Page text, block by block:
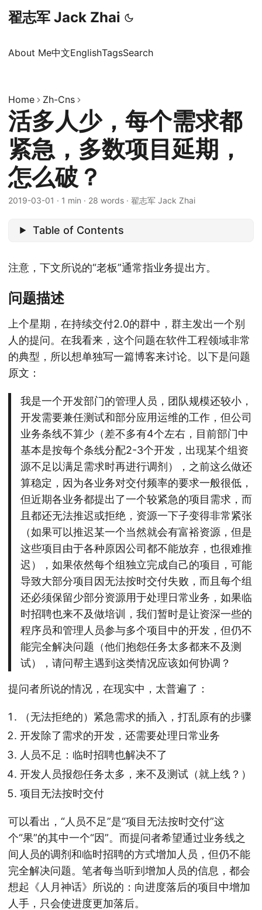
翟志军 Jack Zhai
About Me中文EnglishTagsSearch
Home Zh-Cns
活多人少，每个需求都
紧急，多数项目延期，
怎么破？
2019-03-01 · 1 min · 28 words · 翟志军 Jack Zhai
Table of Contents
注意，下文所说的“老板”通常指业务提出方。
问题描述
上个星期，在持续交付2.0的群中，群主发出一个别
人的提问。在我看来，这个问题在软件工程领域非常
的典型，所以想单独写一篇博客来讨论。以下是问题
原文：
我是一个开发部门的管理人员，团队规模还较小，
开发需要兼任测试和部分应用运维的工作，但公司
业务条线不算少（差不多有4个左右，目前部门中
基本是按每个条线分配2-3个开发，出现某个组资
源不足以满足需求时再进行调剂），之前这么做还
算稳定，因为各业务对交付频率的要求一般很低，
但近期各业务都提出了一个较紧急的项目需求，而
且都还无法推迟或拒绝，资源一下子变得非常紧张
（如果可以推迟某一个当然就会有富裕资源，但是
这些项目由于各种原因公司都不能放弃，也很难推
迟），如果依然每个组独立完成自己的项目，可能
导致大部分项目因无法按时交付失败，而且每个组
还必须保留少部分资源用于处理日常业务，如果临
时招聘也来不及做培训，我们暂时是让资深一些的
程序员和管理人员参与多个项目中的开发，但仍不
能完全解决问题（他们抱怨任务太多都来不及测
试），请问帮主遇到这类情况应该如何协调？
提问者所说的情况，在现实中，太普遍了：
（无法拒绝的）紧急需求的插入，打乱原有的步骤
开发除了需求的开发，还需要处理日常业务
人员不足：临时招聘也解决不了
开发人员报怨任务太多，来不及测试（就上线？）
项目无法按时交付
可以看出，“人员不足”是“项目无法按时交付”这
个“果”的其中一个“因”。而提问者希望通过业务线之
间人员的调剂和临时招聘的方式增加人员，但仍不能
完全解决问题。笔者每当听到增加人员的信息，都会
想起《人月神话》所说的：向进度落后的项目中增加
人手，只会使进度更加落后。